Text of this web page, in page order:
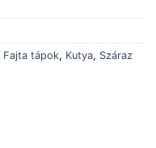
Fajta tápok, Kutya, Száraz